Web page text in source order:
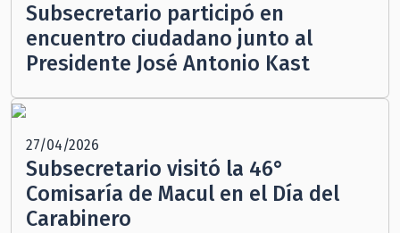
Subsecretario participó en
encuentro ciudadano junto al
Presidente José Antonio Kast
27/04/2026
Subsecretario visitó la 46°
Comisaría de Macul en el Día del
Carabinero